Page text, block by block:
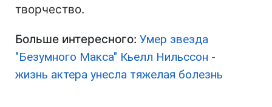
творчество.
Больше интересного: Умер звезда
"Безумного Макса" Кьелл Нильссон -
жизнь актера унесла тяжелая болезнь